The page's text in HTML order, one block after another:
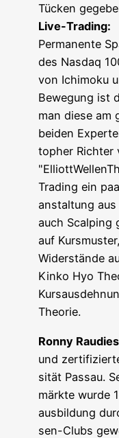
Tücken
Live-Tra­ding:
Per­ma­nen­te
des Nasdaq
von Ichi­mo­ku
Bewe­gung ist
man die­se am
bei­den
to­pher Rich­ter
Tra­ding ein
an­stal­tung
auch Scal­ping
auf
Wider­stän­de
Kin­ko Hyo
Theorie.
Ron­ny Rau­dies
und
si­tät Pas­sau.
märk­te wur­de
aus­bil­dung
sen-Clubs